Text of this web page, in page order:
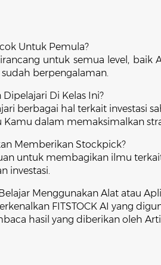
Untuk Pemula?
untuk semua level,
berpengalaman.
Dipelajari Di Kelas Ini?
berbagai hal terkait investasi
dalam memaksimalkan
Memberikan Stockpick?
untuk membagikan ilmu
investasi.
Menggunakan Alat atau
FITSTOCK AI yang
hasil yang diberikan oleh